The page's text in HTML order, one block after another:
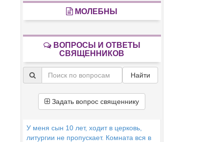
МОЛЕБНЫ
ВОПРОСЫ И ОТВЕТЫ
СВЯЩЕННИКОВ
Найти
Задать вопрос священнику
У меня сын 10 лет, ходит в церковь,
литургии не пропускает. Комната вся в